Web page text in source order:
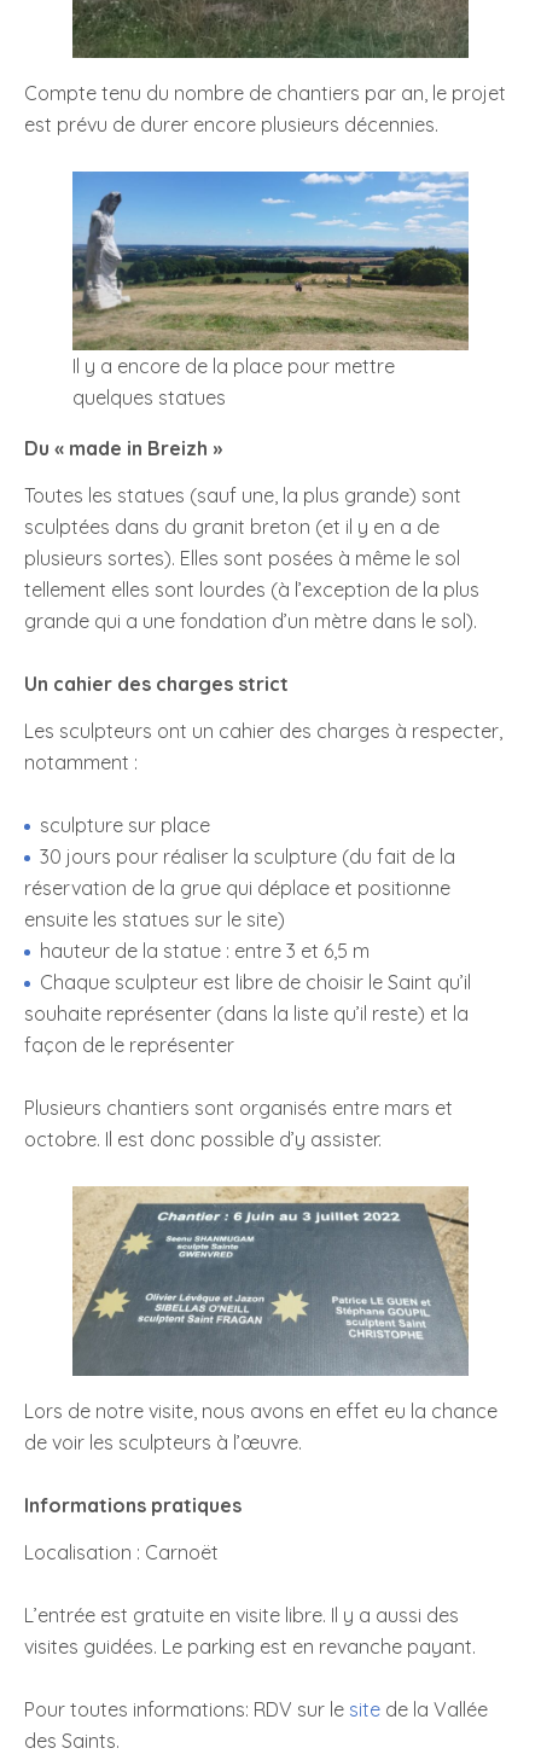
Compte tenu du nombre de chantiers par an, le projet
est prévu de durer encore plusieurs décennies.
Il y a encore de la place pour mettre
quelques statues
Du « made in Breizh »
Toutes les statues (sauf une, la plus grande) sont
sculptées dans du granit breton (et il y en a de
plusieurs sortes). Elles sont posées à même le sol
tellement elles sont lourdes (à l’exception de la plus
grande qui a une fondation d’un mètre dans le sol).
Un cahier des charges strict
Les sculpteurs ont un cahier des charges à respecter,
notamment :
sculpture sur place
30 jours pour réaliser la sculpture (du fait de la
réservation de la grue qui déplace et positionne
ensuite les statues sur le site)
hauteur de la statue : entre 3 et 6,5 m
Chaque sculpteur est libre de choisir le Saint qu’il
souhaite représenter (dans la liste qu’il reste) et la
façon de le représenter
Plusieurs chantiers sont organisés entre mars et
octobre. Il est donc possible d’y assister.
Lors de notre visite, nous avons en effet eu la chance
de voir les sculpteurs à l’œuvre.
Informations pratiques
Localisation : Carnoët
L’entrée est gratuite en visite libre. Il y a aussi des
visites guidées. Le parking est en revanche payant.
Pour toutes informations: RDV sur le site de la Vallée
des Saints.